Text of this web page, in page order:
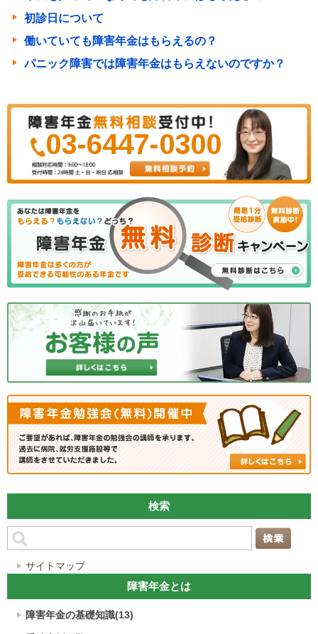
初診日について
働いていても障害年金はもらえるの？
パニック障害では障害年金はもらえないのですか？
03-6447-0300
検索
サイトマップ
障害年金とは
障害年金の基礎知識(13)